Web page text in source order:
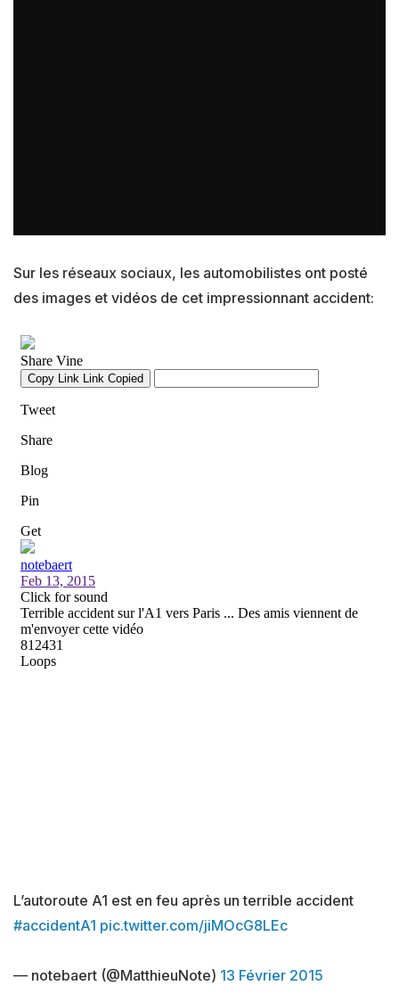
Sur les réseaux sociaux, les automobilistes ont posté
des images et vidéos de cet impressionnant accident:
L’autoroute A1 est en feu après un terrible accident
#accidentA1 pic.twitter.com/jiMOcG8LEc
— notebaert (@MatthieuNote) 13 Février 2015